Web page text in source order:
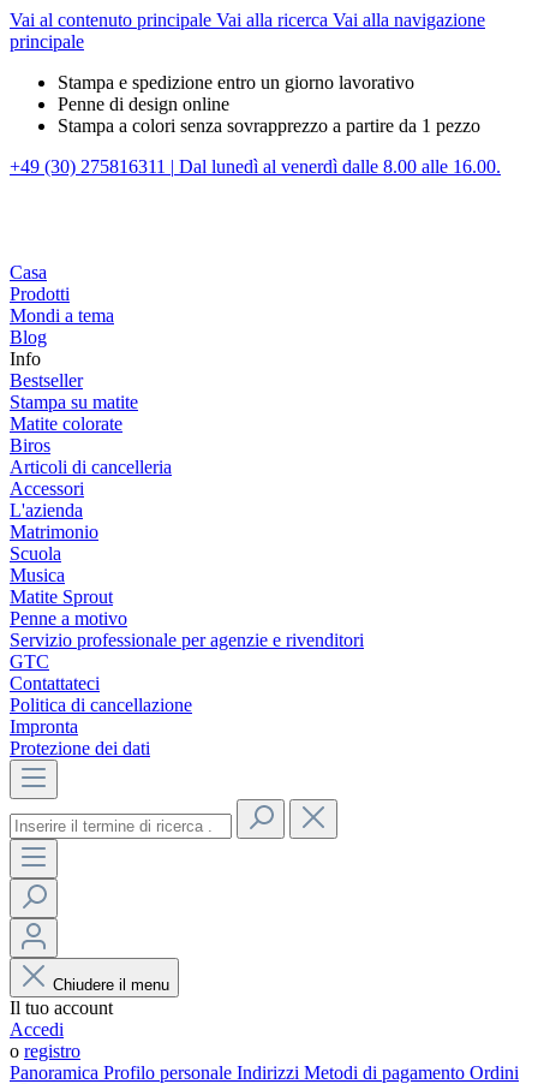
Vai al contenuto principale Vai alla ricerca Vai alla navigazione
principale
Stampa e spedizione entro un giorno lavorativo
Penne di design online
Stampa a colori senza sovrapprezzo a partire da 1 pezzo
+49 (30) 275816311 | Dal lunedì al venerdì dalle 8.00 alle 16.00.
Casa
Prodotti
Mondi a tema
Blog
Info
Bestseller
Stampa su matite
Matite colorate
Biros
Articoli di cancelleria
Accessori
L'azienda
Matrimonio
Scuola
Musica
Matite Sprout
Penne a motivo
Servizio professionale per agenzie e rivenditori
GTC
Contattateci
Politica di cancellazione
Impronta
Protezione dei dati
Chiudere il menu
Il tuo account
Accedi
o registro
Panoramica Profilo personale Indirizzi Metodi di pagamento Ordini